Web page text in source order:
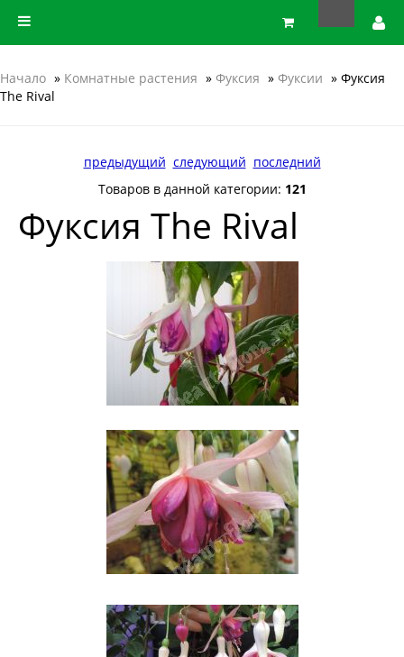
Начало » Комнатные растения » Фуксия » Фуксии » Фуксия
The Rival
предыдущий следующий последний
Товаров в данной категории: 121
Фуксия The Rival